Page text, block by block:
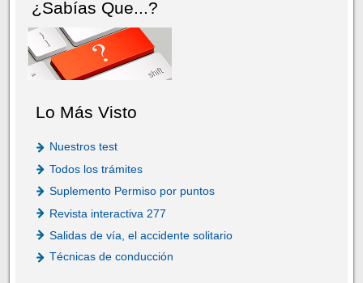
¿Sabías Que...?
Lo Más Visto
Nuestros test
Todos los trámites
Suplemento Permiso por puntos
Revista interactiva 277
Salidas de vía, el accidente solitario
Técnicas de conducción